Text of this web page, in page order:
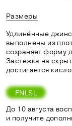
Размеры
Удлинённые
выполнены из
сохраняет форму
Застёжка на
достигается
FNLSL
До 10 августа
и получите